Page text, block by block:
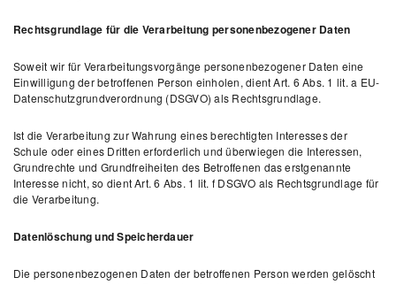
Rechtsgrundlage für die Verarbeitung personenbezogener Daten
Soweit wir für Verarbeitungsvorgänge personenbezogener Daten eine
Einwilligung der betroffenen Person einholen, dient Art. 6 Abs. 1 lit. a EU-
Datenschutzgrundverordnung (DSGVO) als Rechtsgrundlage.
Ist die Verarbeitung zur Wahrung eines berechtigten Interesses der
Schule oder eines Dritten erforderlich und überwiegen die Interessen,
Grundrechte und Grundfreiheiten des Betroffenen das erstgenannte
Interesse nicht, so dient Art. 6 Abs. 1 lit. f DSGVO als Rechtsgrundlage für
die Verarbeitung.
Datenlöschung und Speicherdauer
Die personenbezogenen Daten der betroffenen Person werden gelöscht